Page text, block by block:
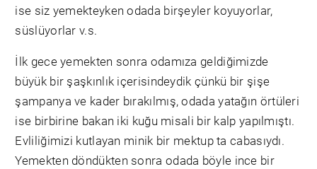
ise siz yemekteyken odada birşeyler koyuyorlar,
süslüyorlar v.s.
İlk gece yemekten sonra odamıza geldiğimizde
büyük bir şaşkınlık içerisindeydik çünkü bir şişe
şampanya ve kader bırakılmış, odada yatağın örtüleri
ise birbirine bakan iki kuğu misali bir kalp yapılmıştı.
Evliliğimizi kutlayan minik bir mektup ta cabasıydı.
Yemekten döndükten sonra odada böyle ince bir